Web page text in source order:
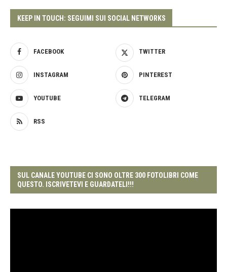
KEEP IN TOUCH: SEGUIMI SUI SOCIAL NETWORKS
FACEBOOK TWITTER
INSTAGRAM PINTEREST
YOUTUBE TELEGRAM
RSS
SUL CANALE YOUTUBE CI SONO OLTRE 300 FOTOLIBRI COME
QUESTO. ISCRIVETEVI E GUARDATELI!!!